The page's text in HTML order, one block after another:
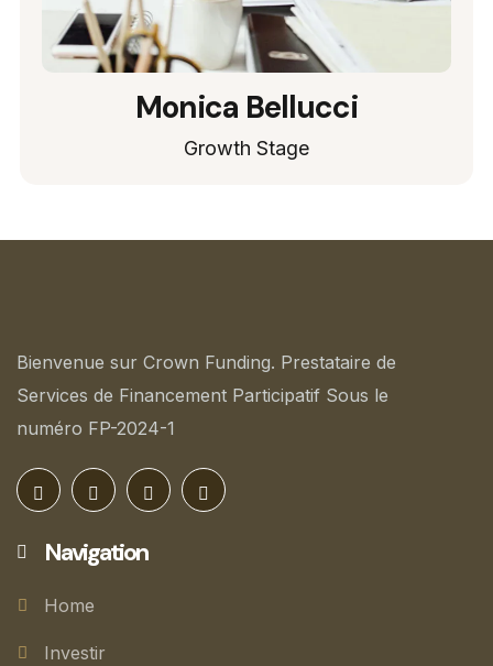
Monica Bellucci
Growth Stage
Bienvenue sur Crown Funding. Prestataire de
Services de Financement Participatif Sous le
numéro FP-2024-1
Navigation
Home
Investir